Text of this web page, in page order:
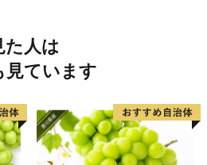
た人は
見ています